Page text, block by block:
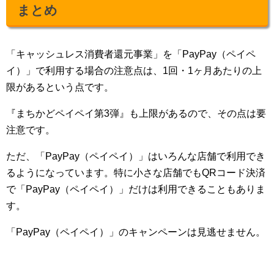
まとめ
「キャッシュレス消費者還元事業」を「PayPay（ペイペ
イ）」で利用する場合の注意点は、1回・1ヶ月あたりの上
限があるという点です。
『まちかどペイペイ第3弾』も上限があるので、その点は要
注意です。
ただ、「PayPay（ペイペイ）」はいろんな店舗で利用でき
るようになっています。特に小さな店舗でもQRコード決済
で「PayPay（ペイペイ）」だけは利用できることもありま
す。
「PayPay（ペイペイ）」のキャンペーンは見逃せません。